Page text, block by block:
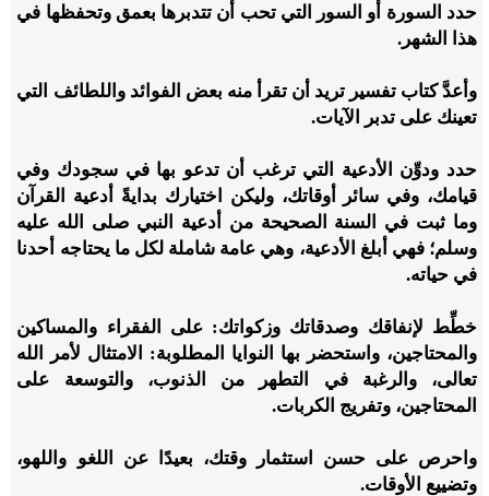
حدد السورة أو السور التي تحب أن تتدبرها بعمق وتحفظها في
هذا الشهر.
وأعدَّ كتاب تفسير تريد أن تقرأ منه بعض الفوائد واللطائف التي
تعينك على تدبر الآيات.
حدد ودوِّن الأدعية التي ترغب أن تدعو بها في سجودك وفي
قيامك، وفي سائر أوقاتك، وليكن اختيارك بدايةً أدعية القرآن
وما ثبت في السنة الصحيحة من أدعية النبي صلى الله عليه
وسلم؛ فهي أبلغ الأدعية، وهي عامة شاملة لكل ما يحتاجه أحدنا
في حياته.
خطِّط لإنفاقك وصدقاتك وزكواتك: على الفقراء والمساكين
والمحتاجين، واستحضر بها النوايا المطلوبة: الامتثال لأمر الله
تعالى، والرغبة في التطهر من الذنوب، والتوسعة على
المحتاجين، وتفريج الكربات.
واحرص على حسن استثمار وقتك، بعيدًا عن اللغو واللهو،
وتضييع الأوقات.